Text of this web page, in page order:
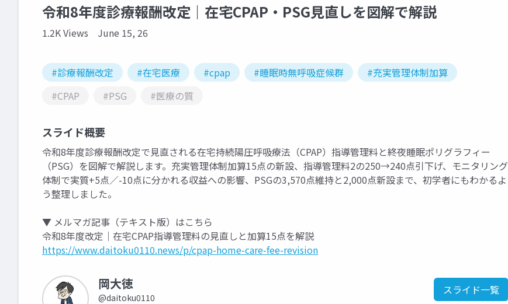
令和8年度診療報酬改定｜在宅CPAP・PSG見直しを図解で解説
1.2K Views June 15, 26
#診療報酬改定 #在宅医療 #cpap #睡眠時無呼吸症候群
#充実管理体制加算
#CPAP
#PSG #医療の質
スライド概要
令和8年度診療報酬改定で見直される在宅持続陽圧呼吸療法（CPAP）指導管理料と終夜睡眠ポリグラフィー
（PSG）を図解で解説します。充実管理体制加算15点の新設、指導管理料2の250→240点引下げ、モニタリング
体制で実質+5点／-10点に分かれる収益への影響、PSGの3,570点維持と2,000点新設まで、初学者にもわかるよ
う整理しました。
▼ メルマガ記事（テキスト版）はこちら
令和8年度改定｜在宅CPAP指導管理料の見直しと加算15点を解説
https://www.daitoku0110.news/p/cpap-home-care-fee-revision
岡大徳
@daitoku0110
スライド一覧